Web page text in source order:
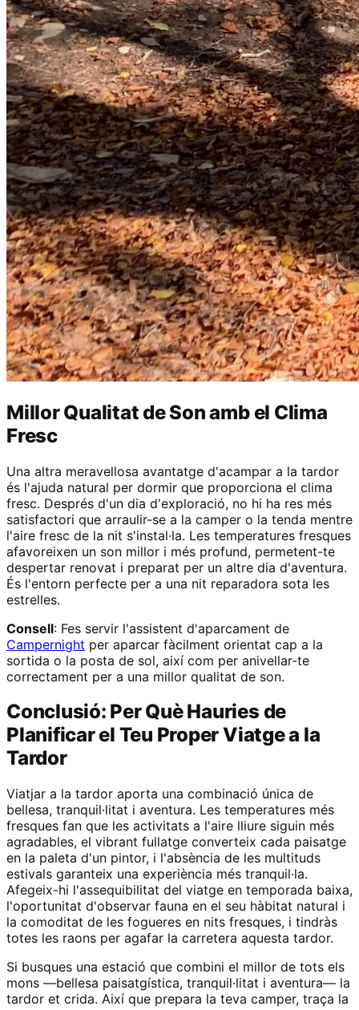
Millor Qualitat de Son amb el Clima
Fresc
Una altra meravellosa avantatge d'acampar a la tardor
és l'ajuda natural per dormir que proporciona el clima
fresc. Després d'un dia d'exploració, no hi ha res més
satisfactori que arraulir-se a la camper o la tenda mentre
l'aire fresc de la nit s'instal·la. Les temperatures fresques
afavoreixen un son millor i més profund, permetent-te
despertar renovat i preparat per un altre dia d'aventura.
És l'entorn perfecte per a una nit reparadora sota les
estrelles.
Consell: Fes servir l'assistent d'aparcament de
Campernight per aparcar fàcilment orientat cap a la
sortida o la posta de sol, així com per anivellar-te
correctament per a una millor qualitat de son.
Conclusió: Per Què Hauries de
Planificar el Teu Proper Viatge a la
Tardor
Viatjar a la tardor aporta una combinació única de
bellesa, tranquil·litat i aventura. Les temperatures més
fresques fan que les activitats a l'aire lliure siguin més
agradables, el vibrant fullatge converteix cada paisatge
en la paleta d'un pintor, i l'absència de les multituds
estivals garanteix una experiència més tranquil·la.
Afegeix-hi l'assequibilitat del viatge en temporada baixa,
l'oportunitat d'observar fauna en el seu hàbitat natural i
la comoditat de les fogueres en nits fresques, i tindràs
totes les raons per agafar la carretera aquesta tardor.
Si busques una estació que combini el millor de tots els
mons —bellesa paisatgística, tranquil·litat i aventura— la
tardor et crida. Així que prepara la teva camper, traça la